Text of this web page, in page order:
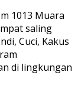
1013 Muara
saling
Cuci, Kakus
di lingkungan